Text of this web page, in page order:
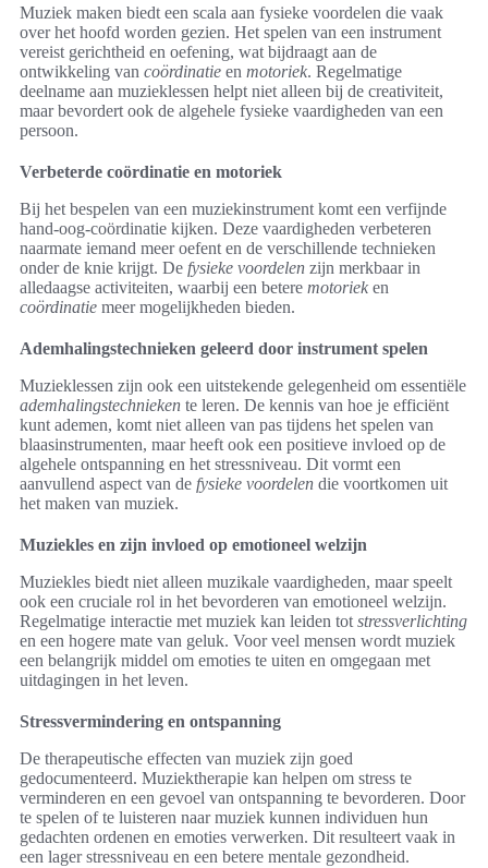
Muziek maken biedt een scala aan fysieke voordelen die vaak
over het hoofd worden gezien. Het spelen van een instrument
vereist gerichtheid en oefening, wat bijdraagt aan de
ontwikkeling van coördinatie en motoriek. Regelmatige
deelname aan muzieklessen helpt niet alleen bij de creativiteit,
maar bevordert ook de algehele fysieke vaardigheden van een
persoon.
Verbeterde coördinatie en motoriek
Bij het bespelen van een muziekinstrument komt een verfijnde
hand-oog-coördinatie kijken. Deze vaardigheden verbeteren
naarmate iemand meer oefent en de verschillende technieken
onder de knie krijgt. De fysieke voordelen zijn merkbaar in
alledaagse activiteiten, waarbij een betere motoriek en
coördinatie meer mogelijkheden bieden.
Ademhalingstechnieken geleerd door instrument spelen
Muzieklessen zijn ook een uitstekende gelegenheid om essentiële
ademhalingstechnieken te leren. De kennis van hoe je efficiënt
kunt ademen, komt niet alleen van pas tijdens het spelen van
blaasinstrumenten, maar heeft ook een positieve invloed op de
algehele ontspanning en het stressniveau. Dit vormt een
aanvullend aspect van de fysieke voordelen die voortkomen uit
het maken van muziek.
Muziekles en zijn invloed op emotioneel welzijn
Muziekles biedt niet alleen muzikale vaardigheden, maar speelt
ook een cruciale rol in het bevorderen van emotioneel welzijn.
Regelmatige interactie met muziek kan leiden tot stressverlichting
en een hogere mate van geluk. Voor veel mensen wordt muziek
een belangrijk middel om emoties te uiten en omgegaan met
uitdagingen in het leven.
Stressvermindering en ontspanning
De therapeutische effecten van muziek zijn goed
gedocumenteerd. Muziektherapie kan helpen om stress te
verminderen en een gevoel van ontspanning te bevorderen. Door
te spelen of te luisteren naar muziek kunnen individuen hun
gedachten ordenen en emoties verwerken. Dit resulteert vaak in
een lager stressniveau en een betere mentale gezondheid.